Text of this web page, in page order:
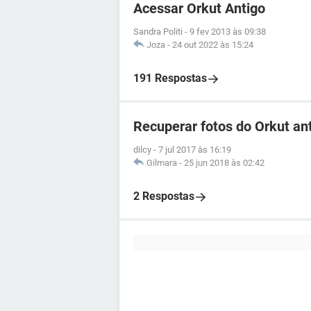
Acessar Orkut Antigo
Sandra Politi - 9 fev 2013 às 09:38
Joza - 24 out 2022 às 15:24
191 Respostas
Recuperar fotos do Orkut
dilcy - 7 jul 2017 às 16:19
Gilmara - 25 jun 2018 às 02:42
2 Respostas